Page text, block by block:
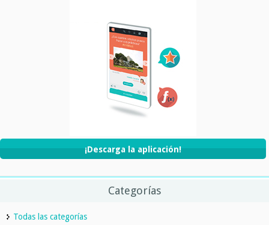
¡Descarga la aplicación!
Categorías
Todas las categorías